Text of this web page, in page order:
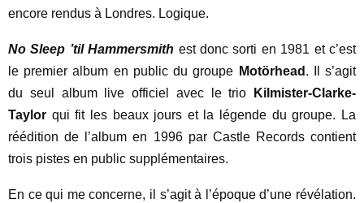
encore rendus à Londres. Logique.
No Sleep ’til Hammersmith est donc sorti en 1981 et c’est
le premier album en public du groupe Motörhead . Il s’agit
du seul album live officiel avec le trio
Kilmister-Clarke-
Taylor qui fit les beaux jours et la légende du groupe. La
réédition de l’album en 1996 par Castle Records contient
trois pistes en public supplémentaires.
En ce qui me concerne, il s’agit à l’époque d’une révélation.